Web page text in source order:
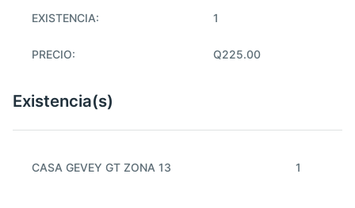
EXISTENCIA: 1
PRECIO: Q225.00
Existencia(s)
CASA GEVEY GT ZONA 13 1